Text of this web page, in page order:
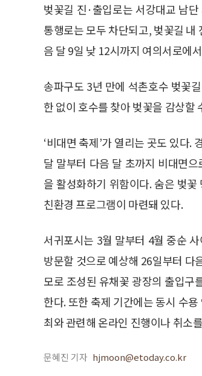
벚꽃길 진·출입로는 서강대교 남
통행로는 모두 차단되고, 벚꽃길
음 달 9일 낮 12시까지 여의서로에
송파구도 3년 만에 석촌호수 벚꽃
한 없이 호수를 찾아 벚꽃을 감상할
‘비대면 축제’가 열리는 곳도 있다
달 말부터 다음 달 초까지 비대면
을 활성화하기 위함이다. 숨은 벚
친환경 프로그램이 마련돼 있다.
서귀포시는 3월 말부터 4월 중순
방문할 것으로 예상해 26일부터 다
모로 조성된 유채꽃 광장의 출입구
한다. 또한 축제 기간에는 동시 수
최와 관련해 온라인 진행이나 취소
문혜진 기자 hjmoon@etoday.co.kr